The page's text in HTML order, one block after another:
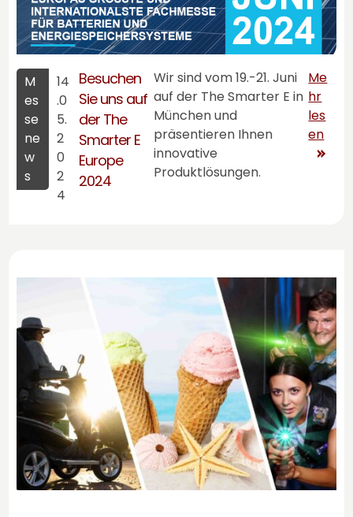
M
es
se
ne
w
s
14
.0
5.
2
0
2
4
Besuchen
Sie uns auf
der The
Smarter E
Europe
2024
Wir sind vom 19.-21. Juni
auf der The Smarter E in
München und
präsentieren Ihnen
innovative
Produktlösungen.
Me
hr
les
en